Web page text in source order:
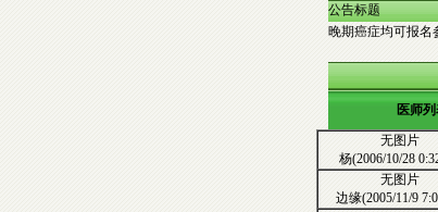
公告标题
晚期癌症均可报名
医师列
无图片
杨(2006/10/28
无图片
边缘(2005/11/9